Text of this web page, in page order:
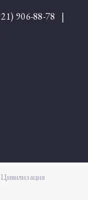
906-88-78 |